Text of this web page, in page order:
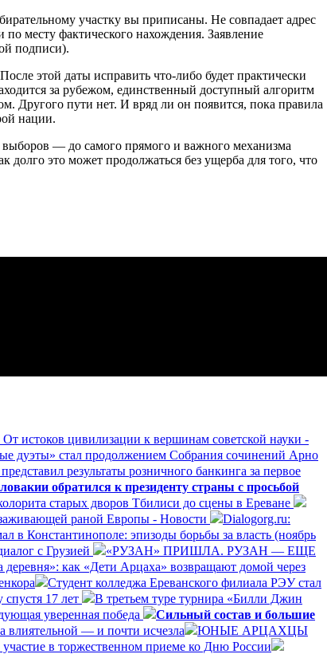
участку вы приписаны. Не совпадает адрес
месту фактического нахождения. Заявление
подписи).
этой даты исправить что-либо будет практически
за рубежом, единственный доступный алгоритм
Другого пути нет. И вряд ли он появится, пока правила
нации.
— до самого прямого и важного механизма
это может продолжаться без ущерба для того, что
истоков цивилизации к вершинам советской науки -
дуэты» стал продолжением Собрания сочинений Арно
результаты розничного банкинга за первое
обратился к президенту страны с просьбой
старых дворов Тбилиси до сцены в Ереване
раной Европы - Новости
Dialogorg.ru:
в Константинополе: эпизоды борьбы за власть (ноябрь
с Грузией
«РУЗАН» ПРИШЛА. РУЗАН — ЕЩЕ
деревня»: как «Дети Арцаха» возвращают домой через
Студент колледжа Ереванского филиала РЭУ стал
17 лет
В третьем туре турнира «Билли Джин
уверенная победа
Сильный состав и большие
влиятельной — и почти исчезла
ЮНЫЕ АРЦАХЦЫ
в торжественном приеме ко Дню России